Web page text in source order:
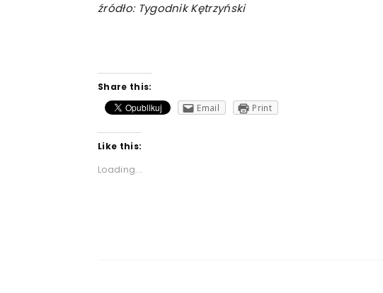
źródło: Tygodnik Kętrzyński
Share this:
Email
Print
Like this:
Loading...